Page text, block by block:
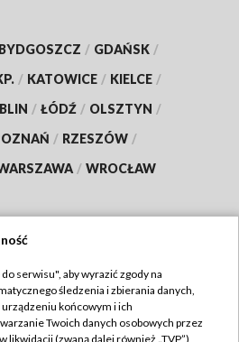
BYDGOSZCZ / GDAŃSK /
/ KATOWICE / KIELCE /
/ ŁÓDŹ / OLSZTYN /
/ RZESZÓW /
/ WROCŁAW
TVP
TVP
serwisu", aby wyrazić zgody na
śledzenia i zbierania danych,
końcowym i ich
Twoich danych osobowych przez
likwidacji (zwaną dalej również „TVP”),